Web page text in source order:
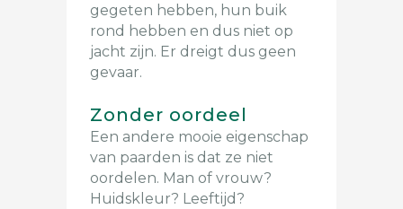
gegeten hebben, hun buik
rond hebben en dus niet op
jacht zijn. Er dreigt dus geen
gevaar.
Zonder oordeel
Een andere mooie eigenschap
van paarden is dat ze niet
oordelen. Man of vrouw?
Huidskleur? Leeftijd?